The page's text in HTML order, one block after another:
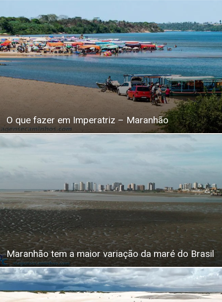
O que fazer em Imperatriz – Maranhão
Maranhão tem a maior variação da maré do Brasil